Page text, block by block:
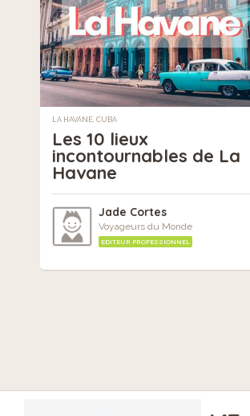
LA HAVANE, CUBA
Les 10 lieux
incontournables de La
Havane
Jade Cortes
Voyageurs du Monde
EDITEUR PROFESSIONNEL